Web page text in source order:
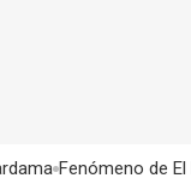
Fenómeno de El